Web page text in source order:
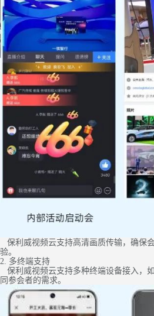
保利威视频云支持高清画质传输，确保
验。
2. 多终端支持
保利威视频云支持多种终端设备接入，
同参会者的需求。